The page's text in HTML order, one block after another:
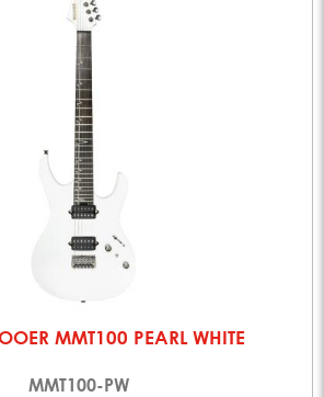
MMT100 PEARL WHITE
MMT100-PW